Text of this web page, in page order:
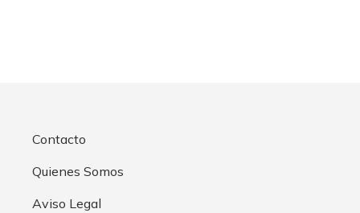
Contacto
Quienes Somos
Aviso Legal